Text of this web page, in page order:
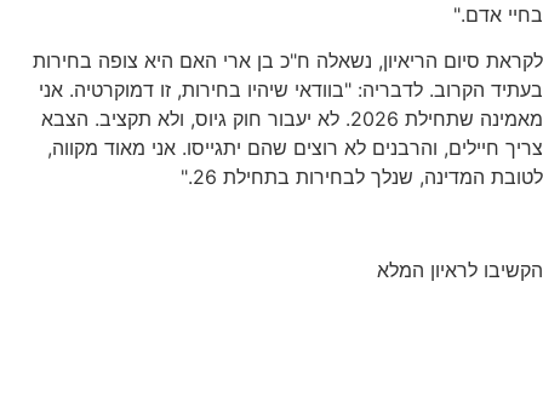
בחיי אדם."
לקראת סיום הריאיון, נשאלה ח"כ בן ארי האם היא צופה בחירות
בעתיד הקרוב. לדבריה: "בוודאי שיהיו בחירות, זו דמוקרטיה. אני
מאמינה שתחילת 2026. לא יעבור חוק גיוס, ולא תקציב. הצבא
צריך חיילים, והרבנים לא רוצים שהם יתגייסו. אני מאוד מקווה,
לטובת המדינה, שנלך לבחירות בתחילת 26."
הקשיבו לראיון המלא